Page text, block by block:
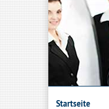
Startseite